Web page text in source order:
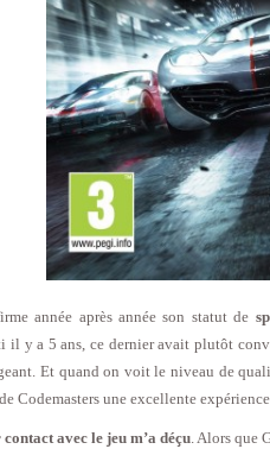
année après année son statut de
il y a 5 ans, ce dernier avait plutôt
Et quand on voit le niveau de
Codemasters une excellente
avec le jeu m’a déçu. Alors que